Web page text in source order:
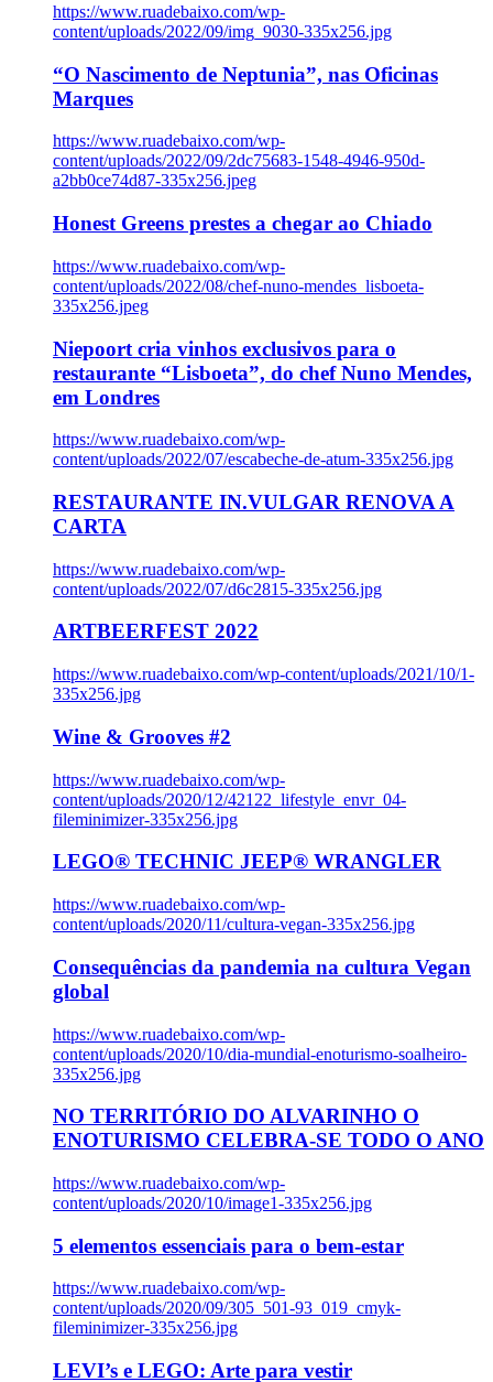
https://www.ruadebaixo.com/wp-
content/uploads/2022/09/img_9030-335x256.jpg
“O Nascimento de Neptunia”, nas Oficinas
Marques
https://www.ruadebaixo.com/wp-
content/uploads/2022/09/2dc75683-1548-4946-950d-
a2bb0ce74d87-335x256.jpeg
Honest Greens prestes a chegar ao Chiado
https://www.ruadebaixo.com/wp-
content/uploads/2022/08/chef-nuno-mendes_lisboeta-
335x256.jpeg
Niepoort cria vinhos exclusivos para o
restaurante “Lisboeta”, do chef Nuno Mendes,
em Londres
https://www.ruadebaixo.com/wp-
content/uploads/2022/07/escabeche-de-atum-335x256.jpg
RESTAURANTE IN.VULGAR RENOVA A
CARTA
https://www.ruadebaixo.com/wp-
content/uploads/2022/07/d6c2815-335x256.jpg
ARTBEERFEST 2022
https://www.ruadebaixo.com/wp-content/uploads/2021/10/1-
335x256.jpg
Wine & Grooves #2
https://www.ruadebaixo.com/wp-
content/uploads/2020/12/42122_lifestyle_envr_04-
fileminimizer-335x256.jpg
LEGO® TECHNIC JEEP® WRANGLER
https://www.ruadebaixo.com/wp-
content/uploads/2020/11/cultura-vegan-335x256.jpg
Consequências da pandemia na cultura Vegan
global
https://www.ruadebaixo.com/wp-
content/uploads/2020/10/dia-mundial-enoturismo-soalheiro-
335x256.jpg
NO TERRITÓRIO DO ALVARINHO O
ENOTURISMO CELEBRA-SE TODO O ANO
https://www.ruadebaixo.com/wp-
content/uploads/2020/10/image1-335x256.jpg
5 elementos essenciais para o bem-estar
https://www.ruadebaixo.com/wp-
content/uploads/2020/09/305_501-93_019_cmyk-
fileminimizer-335x256.jpg
LEVI’s e LEGO: Arte para vestir